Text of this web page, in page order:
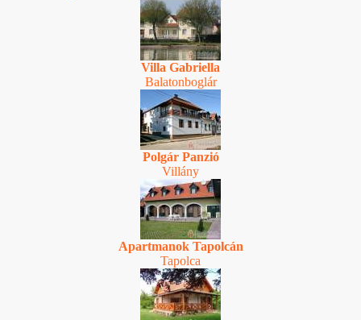
Villa Gabriella
Balatonboglár
Polgár Panzió
Villány
Apartmanok Tapolcán
Tapolca